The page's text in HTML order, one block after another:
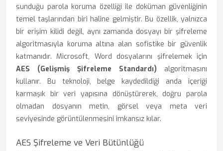
sunduğu parola koruma özelliği ile doküman güvenliğinin
temel taşlarından biri haline gelmiştir. Bu özellik, yalnızca
bir erişim kilidi değil, aynı zamanda dosyayı bir şifreleme
algoritmasıyla koruma altına alan sofistike bir güvenlik
katmanıdır. Microsoft, Word dosyalarını şifrelemek için
AES (Gelişmiş Şifreleme Standardı) algoritmasını
kullanır. Bu teknoloji, belge kaydedildiği anda içeriği
karmaşık bir veri yapısına dönüştürerek, doğru parola
olmadan dosyanın metin, görsel veya meta veri
seviyesinde görüntülenmesini imkansız kılar.
AES Şifreleme ve Veri Bütünlüğü